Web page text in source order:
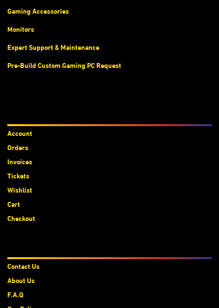
Gaming Accessories
Monitors
Expert Support & Maintenance
Pre-Build Custom Gaming PC Request
Account
Orders
Invoices
Tickets
Wishlist
Cart
Checkout
Contact Us
About Us
F.A.Q